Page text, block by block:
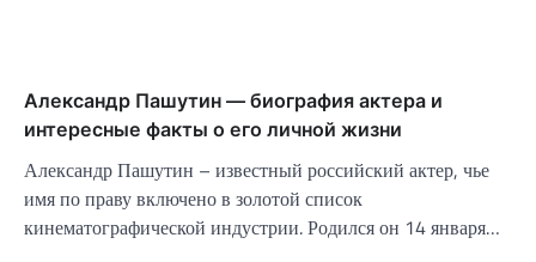
Александр Пашутин — биография актера и
интересные факты о его личной жизни
Александр Пашутин – известный российский актер, чье
имя по праву включено в золотой список
кинематографической индустрии. Родился он 14 января…